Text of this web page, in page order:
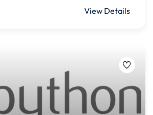
View Details